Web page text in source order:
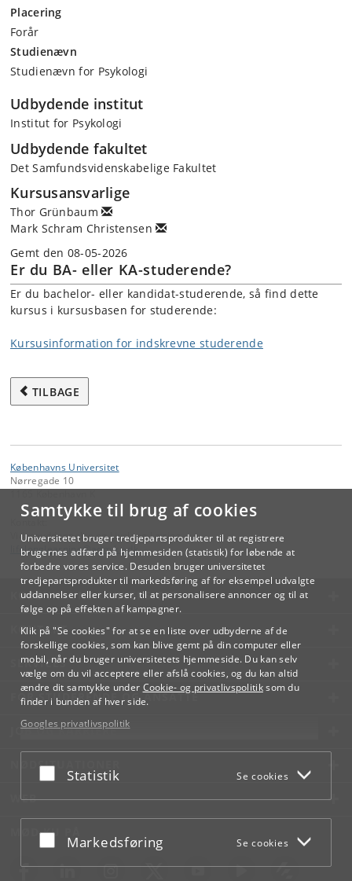
Samtykke til brug af cookies
Universitetet bruger tredjepartsprodukter til at registrere
brugernes adfærd på hjemmesiden (statistik) for løbende at
forbedre vores service. Desuden bruger universitetet
tredjepartsprodukter til markedsføring af for eksempel udvalgte
uddannelser eller kurser, til at personalisere annoncer og til at
følge op på effekten af kampagner.
Klik på "Se cookies" for at se en liste over udbyderne af de
forskellige cookies, som kan blive gemt på din computer eller
mobil, når du bruger universitetets hjemmeside. Du kan selv
vælge om du vil acceptere eller afslå cookies, og du kan altid
ændre dit samtykke under Cookie- og privatlivspolitiksom du
finder i bunden af hver side.
Googles privatlivspolitik
Acceptér eller afslå
Statistik Se cookies
Acceptér eller afslå
Markedsføring Se cookies
Placering
Forår
Studienævn
Studienævn for Psykologi
Udbydende institut
Institut for Psykologi
Udbydende fakultet
Det Samfundsvidenskabelige Fakultet
Kursusansvarlige
Thor Grünbaum
Mark Schram Christensen
Gemt den 08-05-2026
Er du BA- eller KA-studerende?
Er du bachelor- eller kandidat-studerende, så find dette
kursus i kursusbasen for studerende:
Kursusinformation for indskrevne studerende
TILBAGE
Københavns Universitet
Nørregade 10
Videreuddannelse og Livslang Læring
lifelonglearning@adm.ku.dk
KØBENHAVNS UNIVERSITET
KONTAKT
SERVICES
FOR STUDERENDE OG ANSATTE
JOB OG KARRIERE
NØDSITUATIONER
WEB
MØD KU PÅ